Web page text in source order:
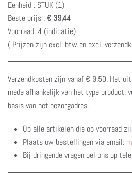
Eenheid : STUK (1)
Beste prijs :€ 39,44
Voorraad: 4 (indicatie)
( Prijzen zijn excl. btw en excl.
Verzendkosten zijn vanaf € 9.50. Het
mede afhankelijk van het type product,
basis van het bezorgadres.
Op alle artikelen die op voorraad
Plaats uw bestellingen via email:
Bij dringende vragen bel ons op